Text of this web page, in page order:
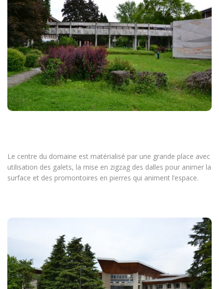
Le centre du domaine est matérialisé par une grande place avec
utilisation des galets, la mise en zigzag des dalles pour animer la
surface et des promontoires en pierres qui animent l’espace.